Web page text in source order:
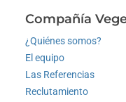
Compañía
¿Quiénes somos?
El equipo
Las Referencias
Reclutamiento